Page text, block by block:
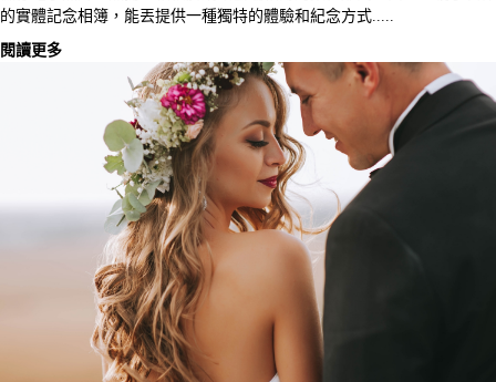
的實體記念相簿，能丟提供一種獨特的體驗和紀念方式.....
閱讀更多